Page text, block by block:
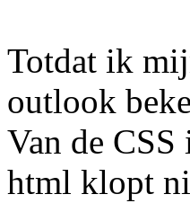
Totdat ik
outlook
Van de
html klopt